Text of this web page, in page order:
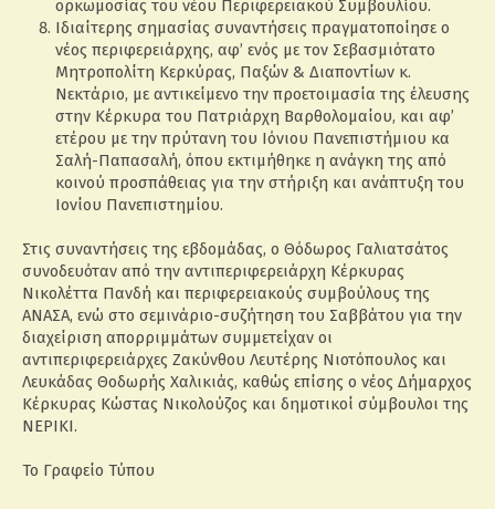
ορκωμοσίας του νέου Περιφερειακού Συμβουλίου.
Ιδιαίτερης σημασίας συναντήσεις πραγματοποίησε ο
νέος περιφερειάρχης, αφ’ ενός με τον Σεβασμιότατο
Μητροπολίτη Κερκύρας, Παξών & Διαποντίων κ.
Νεκτάριο, με αντικείμενο την προετοιμασία της έλευσης
στην Κέρκυρα του Πατριάρχη Βαρθολομαίου, και αφ’
ετέρου με την πρύτανη του Ιόνιου Πανεπιστήμιου κα
Σαλή-Παπασαλή, όπου εκτιμήθηκε η ανάγκη της από
κοινού προσπάθειας για την στήριξη και ανάπτυξη του
Ιονίου Πανεπιστημίου.
Στις συναντήσεις της εβδομάδας, ο Θόδωρος Γαλιατσάτος
συνοδευόταν από την αντιπεριφερειάρχη Κέρκυρας
Νικολέττα Πανδή και περιφερειακούς συμβούλους της
ΑΝΑΣΑ, ενώ στο σεμινάριο-συζήτηση του Σαββάτου για την
διαχείριση απορριμμάτων συμμετείχαν οι
αντιπεριφερειάρχες Ζακύνθου Λευτέρης Νιοτόπουλος και
Λευκάδας Θοδωρής Χαλικιάς, καθώς επίσης ο νέος Δήμαρχος
Κέρκυρας Κώστας Νικολούζος και δημοτικοί σύμβουλοι της
ΝΕΡΙΚΙ.
Το Γραφείο Τύπου